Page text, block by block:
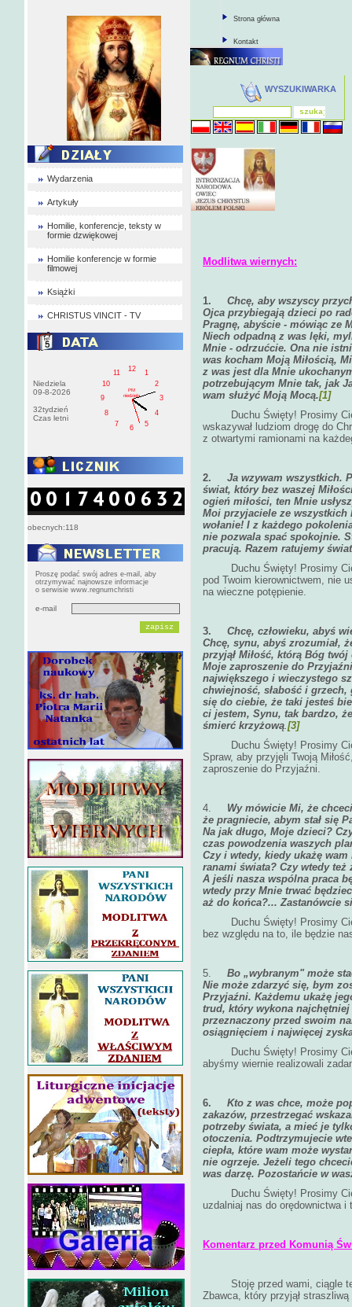
Wydarzenia
Artykuły
Homilie, konferencje, teksty w
formie dzwiękowej
Homilie konferencje w formie
filmowej
Książki
CHRISTUS VINCIT - TV
Niedziela
09-8-2026
32tydzień
Czas letni
1
2
3
4
5
6
7
8
9
10
11
12
PM
niedziela
obecnych:118
Proszę podać swój adres e-mail, aby
otrzymywać najnowsze informacje
o serwisie www.regnumchristi
e-mail
Strona główna
Kontakt
WYSZUKIWARKA
Modlitwa wiernych:
1. Chcę, aby wszyscy
Ojca przybiegają dzieci po
Pragnę, abyście - mówiąc ze
Niech odpadną z was lęki,
Mnie - odrzućcie. Ona nie
was kocham Moją Miłością,
z was jest dla Mnie
potrzebującym Mnie tak, jak
wam służyć Moją Mocą.[1]
Duchu Święty! Prosimy Cię
wskazywał ludziom drogę do
z otwartymi ramionami na
2. Ja wzywam wszystkich.
świat, który bez waszej
ogień miłości, ten Mnie
Moi przyjaciele ze wszystkich
wołanie! I z każdego
nie pozwala spać spokojnie.
pracują. Razem ratujemy
Duchu Święty! Prosimy Cię
pod Twoim kierownictwem, nie
na wieczne potępienie.
3. Chcę, człowieku, abyś
Chcę, synu, abyś zrozumiał,
przyjął Miłość, którą Bóg
Moje zaproszenie do
największego i wieczystego
chwiejność, słabość i
się do ciebie, że taki jesteś
ci jestem, Synu, tak bardzo,
śmierć krzyżową.[3]
Duchu Święty! Prosimy
Spraw, aby przyjęli Twoją
zaproszenie do Przyjaźni.
4. Wy mówicie Mi, że
że pragniecie, abym stał się
Na jak długo, Moje dzieci?
czas powodzenia waszych
Czy i wtedy, kiedy ukażę
ranami świata? Czy wtedy też
A jeśli nasza wspólna praca
wtedy przy Mnie trwać
aż do końca?... Zastanówcie
Duchu Święty! Prosimy Cię
bez względu na to, ile będzie
5. Bo „wybranym" może
Nie może zdarzyć się, bym
Przyjaźni. Każdemu ukażę
trud, który wykona
przeznaczony przed swoim
osiągnięciem i najwięcej
Duchu Święty! Prosimy Cię
abyśmy wiernie realizowali
6. Kto z was chce, może
zakazów, przestrzegać
potrzeby świata, a mieć je
otoczenia. Podtrzymujecie
ciepła, które wam może
nie ogrzeje. Jeżeli tego
was darzę. Pozostańcie w
Duchu Święty! Prosimy Cię
uzdalniaj nas do orędownictwa
Komentarz przed Komunią
Stoję przed wami, ciągle
Zbawca, który przyjął